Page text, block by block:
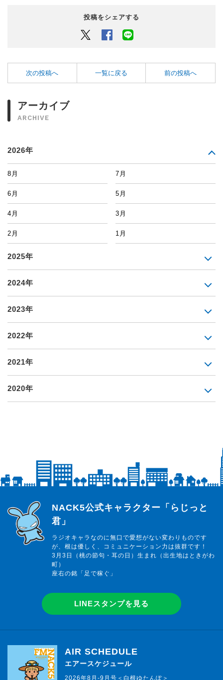
投稿をシェアする
Twitter Facebook
次の投稿へ 一覧に戻る 前の投稿へ
アーカイブ
ARCHIVE
2026年
8月 7月
6月 5月
4月 3月
2月 1月
2025年
2024年
2023年
2022年
2021年
2020年
らじっと君
NACK5公式キャラクター「らじっと
君」
ラジオキャラなのに無口で愛想がない変わりものです
が、根は優しく、コミュニケーション力は抜群です！
3月3日（桃の節句・耳の日）生まれ（出生地はときがわ
町）
座右の銘「足で稼ぐ」
LINEスタンプを見る
AIR SCHEDULE
エアースケジュール
2026年8月-9月号＜白根ゆたんぽ＞